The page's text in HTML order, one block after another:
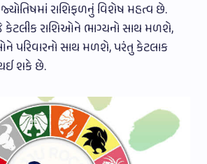
રાશિફળનું વિશેષ મહત્વ છે.
રાશિઓને ભાગ્યનો સાથ મળશે,
પરિવારનો સાથ મળશે, પરંતુ કેટલાક
શકે છે.